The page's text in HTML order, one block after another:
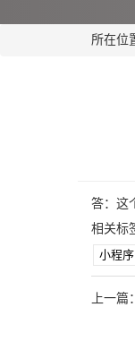
所在位
答：这
相关标
小程序
上一篇：